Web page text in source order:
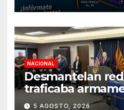
NACIONAL
Desmantelan
traficaba
Arizona a México
5 AGOSTO, 2026